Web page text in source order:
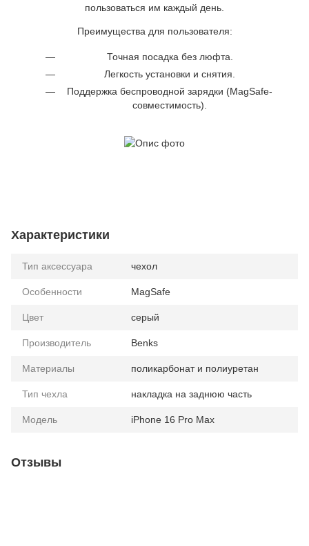
пользоваться им каждый день.
Преимущества для пользователя:
Точная посадка без люфта.
Легкость установки и снятия.
Поддержка беспроводной зарядки (MagSafe-
совместимость).
Характеристики
Тип аксессуара чехол
Особенности MagSafe
Цвет серый
Производитель Benks
Материалы поликарбонат и полиуретан
Тип чехла накладка на заднюю часть
Модель iPhone 16 Pro Max
Отзывы